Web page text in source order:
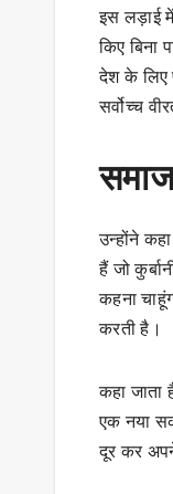
इस लड़ाई
किए बिना
देश के लिए
सर्वोच्च
उन्होंने
हैं जो
कहना
करती है।
कहा जाता
एक नया
दूर कर